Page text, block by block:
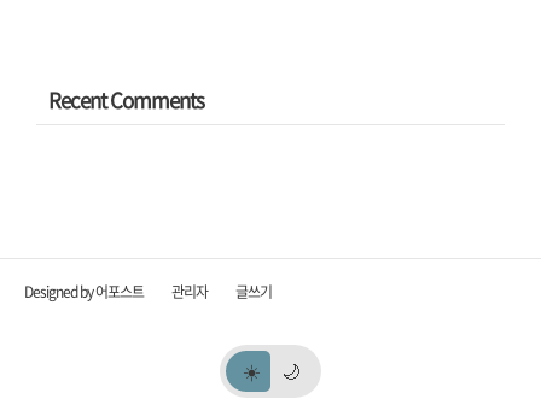
Recent Comments
Designed by 어포스트 관리자 글쓰기
☀️ 🌙